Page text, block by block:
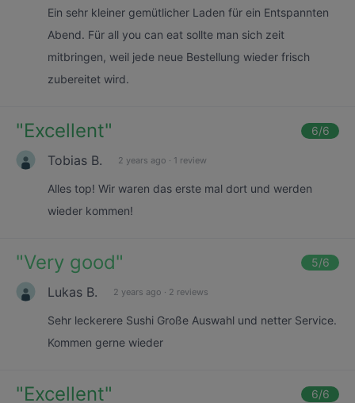
Ein sehr kleiner gemütlicher Laden für ein Entspannten
Abend. Für all you can eat sollte man sich zeit
mitbringen, weil jede neue Bestellung wieder frisch
zubereitet wird.
"Excellent" 6/6
Tobias B. 2 years ago · 1 review
Alles top! Wir waren das erste mal dort und werden
wieder kommen!
"Very good" 5/6
Lukas B. 2 years ago · 2 reviews
Sehr leckerere Sushi Große Auswahl und netter Service.
Kommen gerne wieder
"Excellent" 6/6